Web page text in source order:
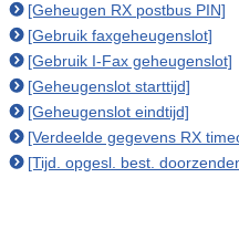
[Geheugen RX postbus PIN]
[Gebruik faxgeheugenslot]
[Gebruik I-Fax geheugenslot]
[Geheugenslot starttijd]
[Geheugenslot eindtijd]
[Verdeelde gegevens RX
[Tijd. opgesl. best.